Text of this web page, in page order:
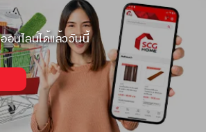
อนไลน์ได้แล้ววันนี้